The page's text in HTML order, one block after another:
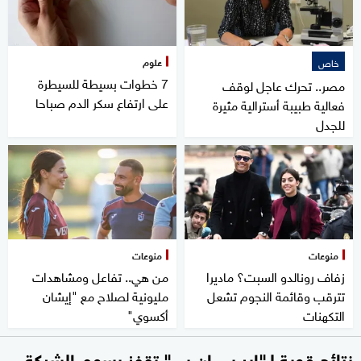
خاص
مصر.. تحرك عاجل لوقف
فعالية طبيبة أسترالية مثيرة
للجدل
علوم
7 خطوات بسيطة للسيطرة
على ارتفاع سكر الدم صباحا
منوعات
زفاف رونالدو السبت؟ ماديرا
تترقب وقائمة النجوم تشعل
التكهنات
منوعات
من هي.. تفاعل ومشاهدات
مليونية لصلاح مع "إيشان
أكسوي"